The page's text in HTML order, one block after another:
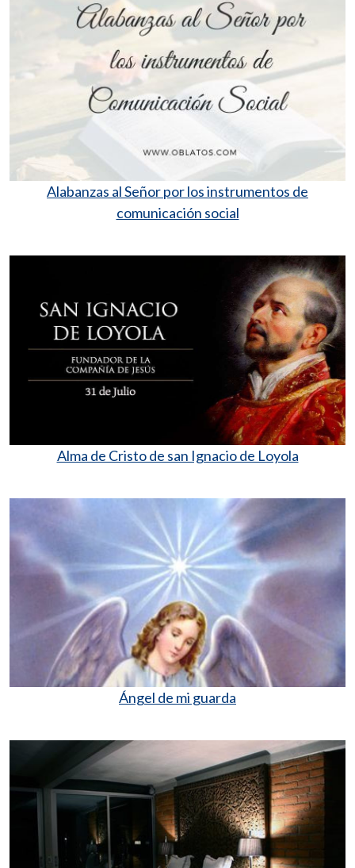
Alabanzas al Señor por los instrumentos de
comunicación social
Alma de Cristo de san Ignacio de Loyola
Ángel de mi guarda